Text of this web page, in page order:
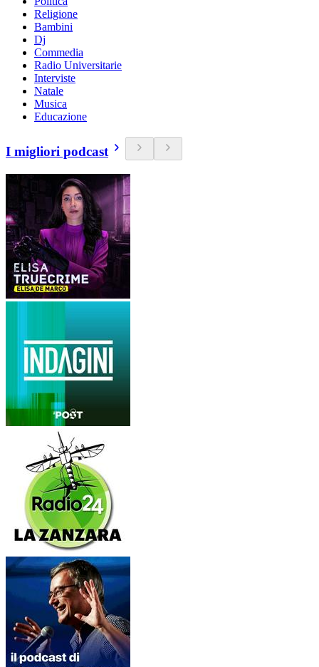
Religione
Bambini
Dj
Commedia
Radio Universitarie
Interviste
Natale
Musica
Educazione
I migliori podcast